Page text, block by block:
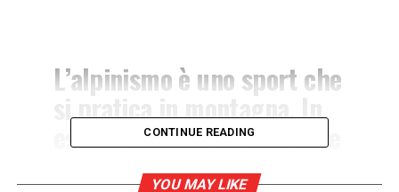
L’alpinismo è uno sport che
si pratica in montagna. In
estate come in inverno fare
grandi scalate permette di
CONTINUE READING
YOU MAY LIKE